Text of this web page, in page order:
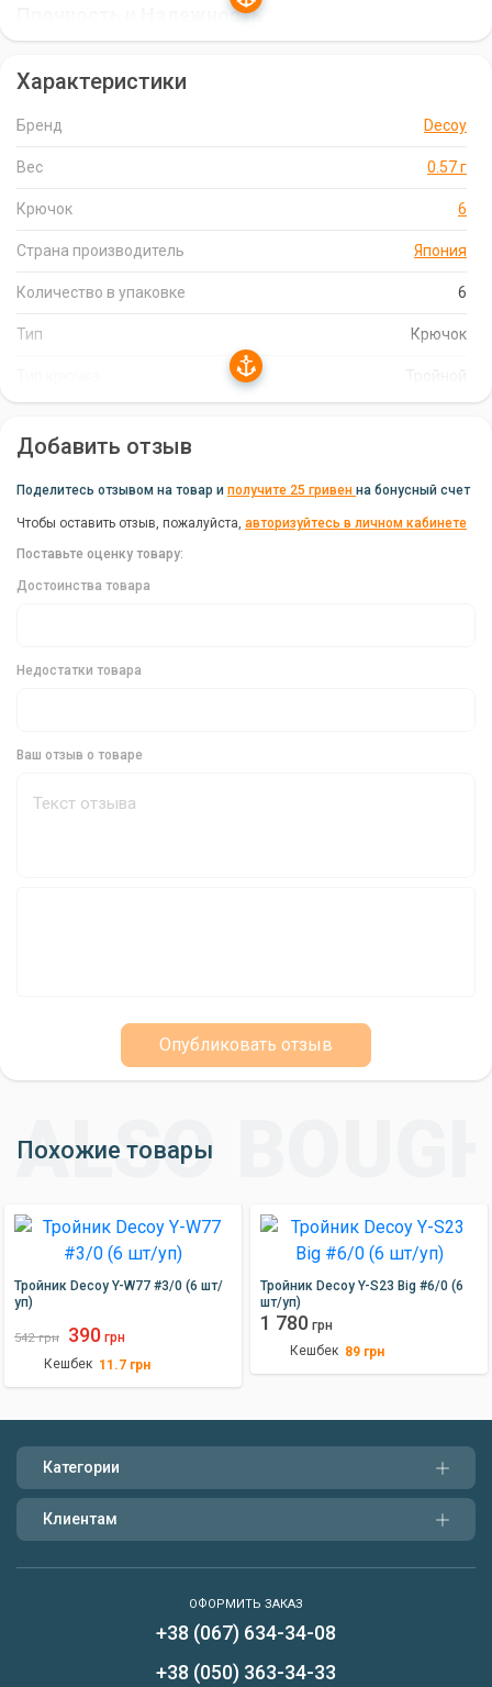
Прочность и Надежность
которая выдерживает большие нагрузки. Они обработаны
окисления, что делает их идеальными для морской рыбалки.
Специальный Изгиб и Великолепная Заточка
Тройники Decoy Y-F335 имеют специальный изгиб и
великолепную заточку, что позволяет жалу легко проникать в
вываживания. Небольшая бородка предотвращает сход
Вес: 0.57 г
Страна производитель: Япония
Тип: Крючок
Количество в упаковке: 6
Тип крючка: Тройной
пресной воде.
качестве и надежности. Они станут вашим надежным
помощником в морской рыбалке и помогут вам поймать
трофейную рыбу.
Характеристики
Бренд Decoy
Вес 0.57 г
Крючок 6
Страна производитель Япония
Количество в упаковке 6
Тип Крючок
Добавить отзыв
Поделитесь отзывом на товар и получите 25 гривен на бонусный счет
Чтобы оставить отзыв, пожалуйста, авторизуйтесь в личном кабинете
Поставьте оценку товару:
Достоинства товара
Недостатки товара
Ваш отзыв о товаре
Опубликовать отзыв
Похожие товары
Тройник Decoy Y-W77 #3/0 (6 шт/
уп)
542 грн 390 грн
Кешбек 11.7 грн
Тройник Decoy Y-S23 Big #6/0 (6
шт/уп)
1 780 грн
Кешбек 89 грн
Категории
Клиентам
ОФОРМИТЬ ЗАКАЗ
+38 (067) 634-34-08
+38 (050) 363-34-33